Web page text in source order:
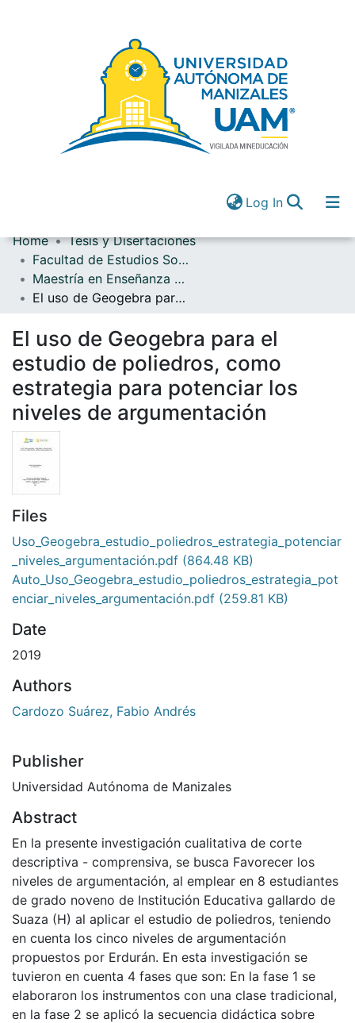
Log In(current)
Communities & Collections
All of DSpace
Log In(current)
Home
Tesis y Disertaciones
Facultad de Estudios Sociales y Empresariales
Maestría en Enseñanza de las Ciencias
El uso de Geogebra para el estudio de poliedros, como estrategia para potenciar los niveles de argumentación
El uso de Geogebra para el
estudio de poliedros, como
estrategia para potenciar los
niveles de argumentación
Files
Uso_Geogebra_estudio_poliedros_estrategia_potenciar
_niveles_argumentación.pdf (864.48 KB)
Auto_Uso_Geogebra_estudio_poliedros_estrategia_pot
enciar_niveles_argumentación.pdf (259.81 KB)
Date
2019
Authors
Cardozo Suárez, Fabio Andrés
Publisher
Universidad Autónoma de Manizales
Abstract
En la presente investigación cualitativa de corte
descriptiva - comprensiva, se busca Favorecer los
niveles de argumentación, al emplear en 8 estudiantes
de grado noveno de Institución Educativa gallardo de
Suaza (H) al aplicar el estudio de poliedros, teniendo
en cuenta los cinco niveles de argumentación
propuestos por Erdurán. En esta investigación se
tuvieron en cuenta 4 fases que son: En la fase 1 se
elaboraron los instrumentos con una clase tradicional,
en la fase 2 se aplicó la secuencia didáctica sobre